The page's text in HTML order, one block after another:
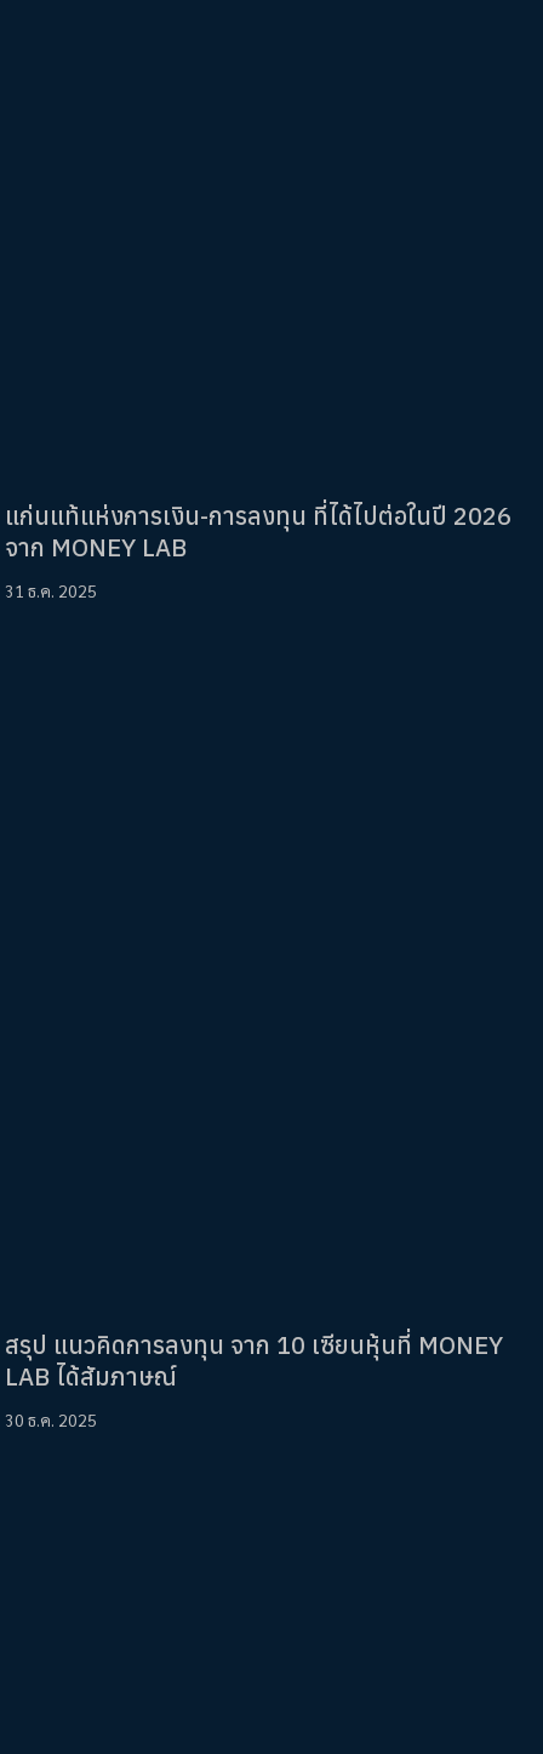
แก่นแท้แห่งการเงิน-การลงทุน ที่ได้ไปต่อในปี 2026
จาก MONEY LAB
31 ธ.ค. 2025
สรุป แนวคิดการลงทุน จาก 10 เซียนหุ้นที่ MONEY
LAB ได้สัมภาษณ์
30 ธ.ค. 2025